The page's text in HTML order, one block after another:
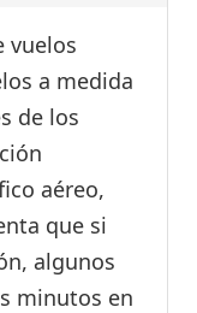
vuelos
a medida
de los
aéreo,
que si
algunos
minutos en